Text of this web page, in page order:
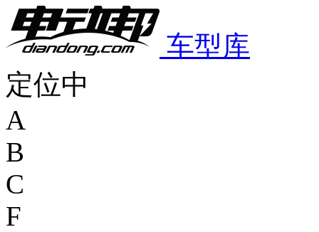
车型库
定位中
A
B
C
F